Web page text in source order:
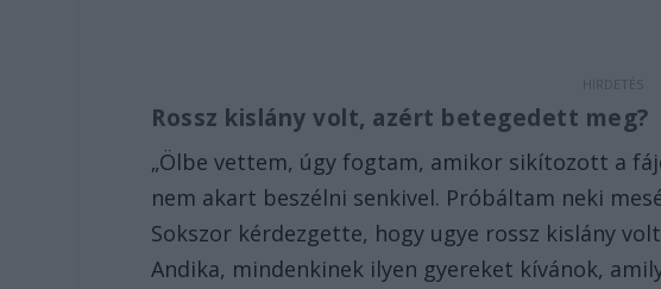
Rossz kislány volt, azért betegedett meg?
„Ölbe vettem, úgy fogtam, amikor sikítozott a
nem akart beszélni senkivel. Próbáltam neki
Sokszor kérdezgette, hogy ugye rossz kislány
Andika, mindenkinek ilyen gyereket kívánok,